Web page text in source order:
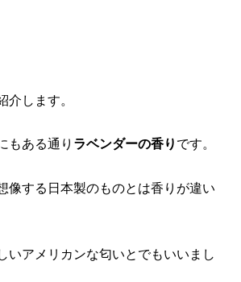
介します。
もある通り ラベンダーの香り です。
像する日本製のものとは香りが違い
いアメリカンな匂いとでもいいまし